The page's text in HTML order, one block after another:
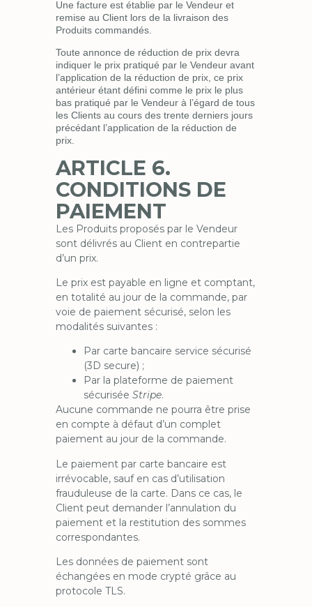
Une facture est établie par le Vendeur et
remise au Client lors de la livraison des
Produits commandés.
Toute annonce de réduction de prix devra
indiquer le prix pratiqué par le Vendeur avant
l’application de la réduction de prix, ce prix
antérieur étant défini comme le prix le plus
bas pratiqué par le Vendeur à l’égard de tous
les Clients au cours des trente derniers jours
précédant l’application de la réduction de
prix.
ARTICLE 6.
CONDITIONS DE
PAIEMENT
Les Produits proposés par le Vendeur
sont délivrés au Client en contrepartie
d’un prix.
Le prix est payable en ligne et comptant,
en totalité au jour de la commande, par
voie de paiement sécurisé, selon les
modalités suivantes :
Par carte bancaire service sécurisé
(3D secure) ;
Par la plateforme de paiement
sécurisée Stripe.
Aucune commande ne pourra être prise
en compte à défaut d’un complet
paiement au jour de la commande.
Le paiement par carte bancaire est
irrévocable, sauf en cas d’utilisation
frauduleuse de la carte. Dans ce cas, le
Client peut demander l’annulation du
paiement et la restitution des sommes
correspondantes.
Les données de paiement sont
échangées en mode crypté grâce au
protocole TLS.